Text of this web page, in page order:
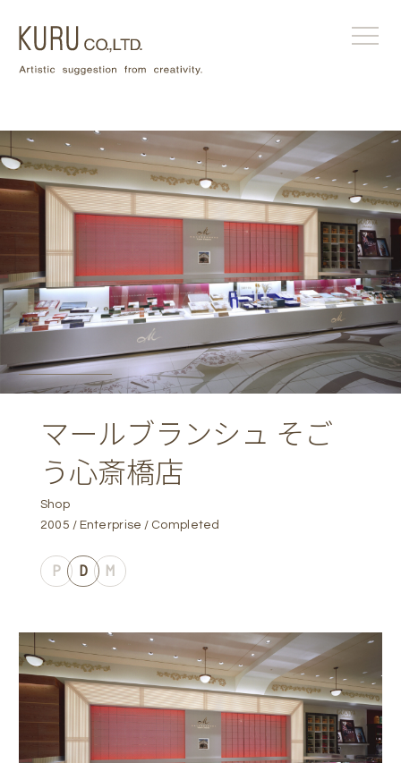
マールブランシュ そご
う心斎橋店
Shop
2005
Enterprise Completed
P D M